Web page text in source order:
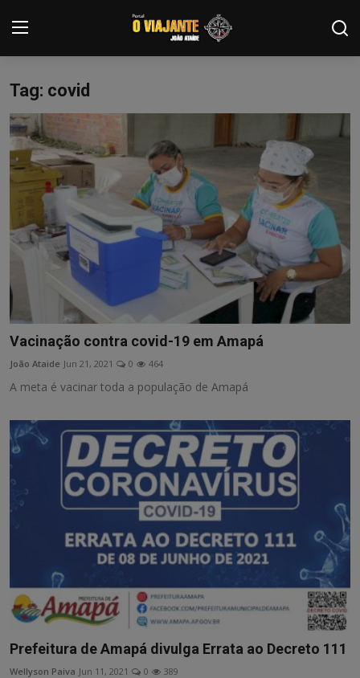
Login
Home
Contato
ARTIGOS
NOTÍCIAS
PODCASTS
GALERIA DE FOTOS
COLABORADORES
Tag: covid
Vacinação contra covid-19 em Amapá
João Ataide Jun 21, 2021 0 464
A meta é vacinar toda a população de Amapá
Prefeitura de Amapá divulga Errata ao Decreto 111
Wellyson Paiva Jun 11, 2021 0 389